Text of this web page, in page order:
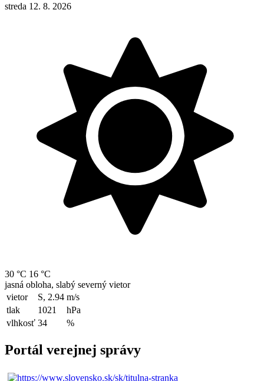
streda 12. 8. 2026
30 °C 16 °C
jasná obloha, slabý severný vietor
vietor
S, 2.94 m/s
tlak
1021
hPa
vlhkosť 34 %
Portál verejnej správy